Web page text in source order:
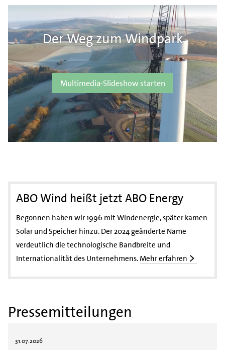
Der Weg zum Windpark
Multimedia-Slideshow starten
ABO Wind heißt jetzt ABO Energy
Begonnen haben wir 1996 mit Windenergie, später kamen
Solar und Speicher hinzu. Der 2024 geänderte Name
verdeutlich die technologische Bandbreite und
Internationalität des Unternehmens.Mehr erfahren
Pressemitteilungen
31.07.2026